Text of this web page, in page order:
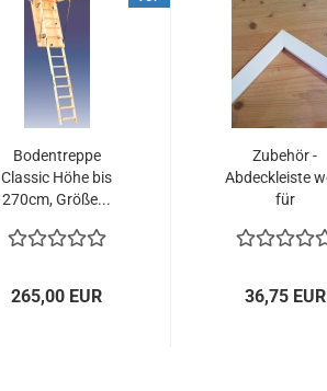
Bodentreppe
Classic Höhe bis
270cm, Größe...
265,00 EUR
Zubehör -
Abdeckleiste
für
36,75 EUR